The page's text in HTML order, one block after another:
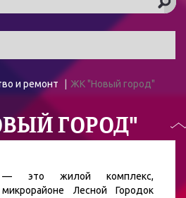
и ремонт ЖК "Новый город"
ГОРОД"
— это жилой комплекс,
Лесной Городок